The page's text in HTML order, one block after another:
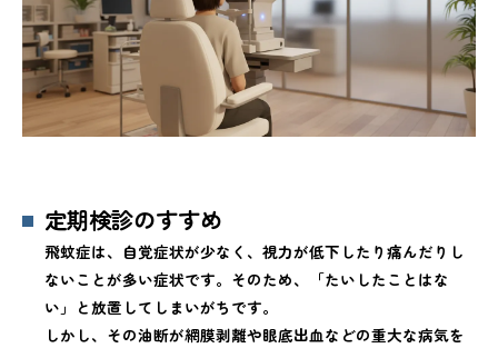
定期検診のすすめ
飛蚊症は、自覚症状が少なく、視力が低下したり痛んだりし
ないことが多い症状です。そのため、「たいしたことはな
い」と放置してしまいがちです。
しかし、その油断が網膜剥離や眼底出血などの重大な病気を